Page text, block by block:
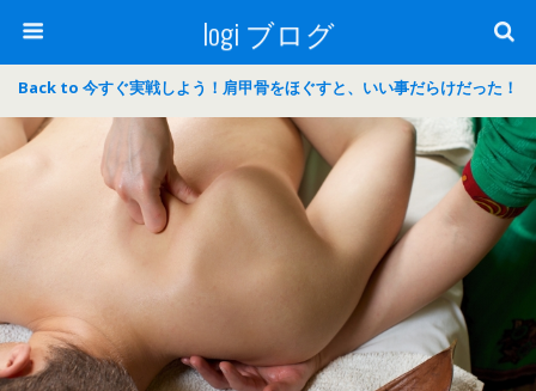
logi ブログ
Back to 今すぐ実戦しよう！肩甲骨をほぐすと、いい事だらけだった！